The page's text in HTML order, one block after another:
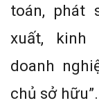
toán, phát
xuất, kinh
doanh
chủ sở hữu”.